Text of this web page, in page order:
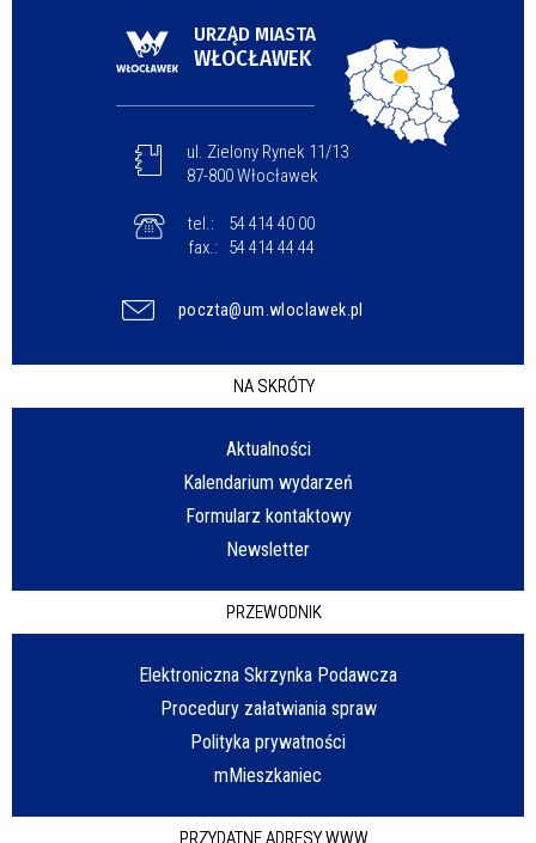
URZĄD MIASTA
WŁOCŁAWEK
ul. Zielony Rynek 11/13
87-800 Włocławek
tel.:
54 414 40 00
fax.:
54 414 44 44
poczta@um.wloclawek.pl
NA SKRÓTY
Aktualności
Kalendarium wydarzeń
Formularz kontaktowy
Newsletter
PRZEWODNIK
Elektroniczna Skrzynka Podawcza
Procedury załatwiania spraw
Polityka prywatności
mMieszkaniec
PRZYDATNE ADRESY WWW